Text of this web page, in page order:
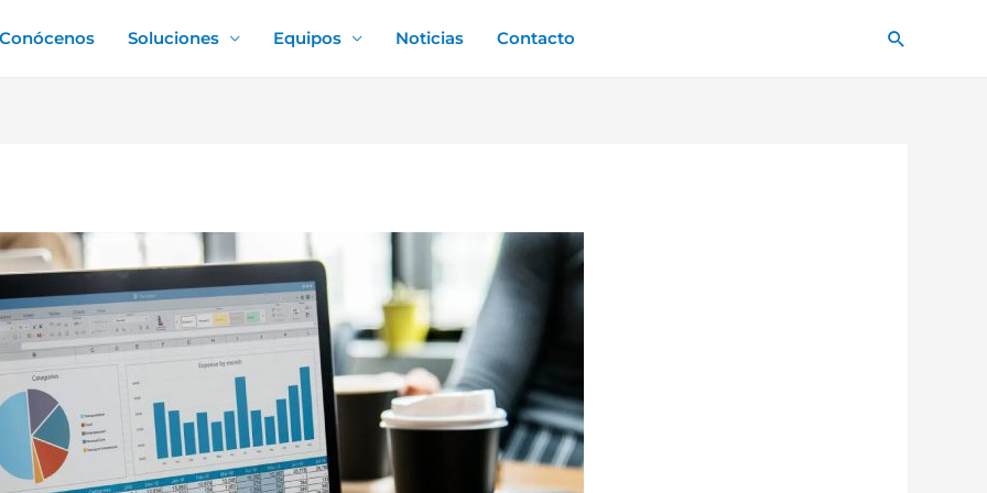
Conócenos Soluciones Equipos Noticias Contacto Buscar